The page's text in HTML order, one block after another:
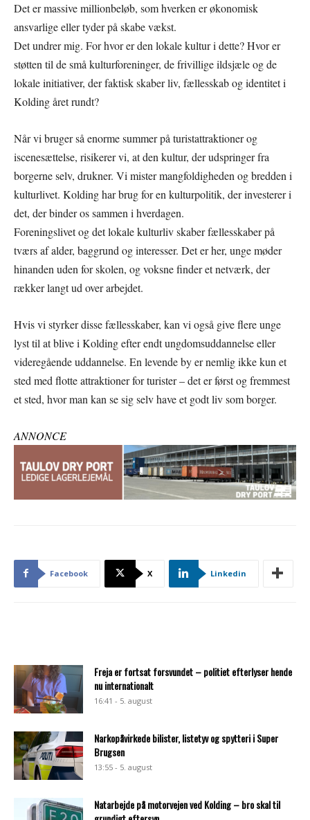
Det er massive millionbeløb, som hverken er økonomisk
ansvarlige eller tyder på skabe vækst.
Det undrer mig. For hvor er den lokale kultur i dette? Hvor er
støtten til de små kulturforeninger, de frivillige ildsjæle og de
lokale initiativer, der faktisk skaber liv, fællesskab og identitet i
Kolding året rundt?
Når vi bruger så enorme summer på turistattraktioner og
iscenesættelse, risikerer vi, at den kultur, der udspringer fra
borgerne selv, drukner. Vi mister mangfoldigheden og bredden i
kulturlivet. Kolding har brug for en kulturpolitik, der investerer i
det, der binder os sammen i hverdagen.
Foreningslivet og det lokale kulturliv skaber fællesskaber på
tværs af alder, baggrund og interesser. Det er her, unge møder
hinanden uden for skolen, og voksne finder et netværk, der
rækker langt ud over arbejdet.
Hvis vi styrker disse fællesskaber, kan vi også give flere unge
lyst til at blive i Kolding efter endt ungdomsuddannelse eller
videregående uddannelse. En levende by er nemlig ikke kun et
sted med flotte attraktioner for turister – det er først og fremmest
et sted, hvor man kan se sig selv have et godt liv som borger.
ANNONCE
Facebook X Linkedin
Freja er fortsat forsvundet – politiet efterlyser hende
nu internationalt
16:41 - 5. august
Narkopåvirkede bilister, listetyv og spytteri i Super
Brugsen
13:55 - 5. august
Natarbejde på motorvejen ved Kolding – bro skal til